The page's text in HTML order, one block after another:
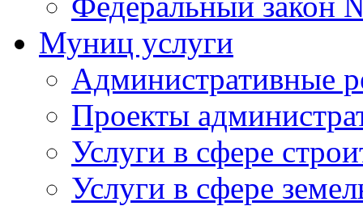
Муниц услуги
Административные
Проекты
Услуги в сфере
Услуги в сфере